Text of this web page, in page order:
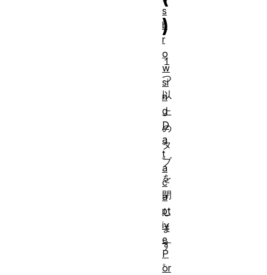
)
１
つ
以
上
の
タ
ブ
を
閉
じ
ま
す
。
s
b
r
o
w
si
n
g
D
a
t
a
c
a
pt
iv
e
P
or